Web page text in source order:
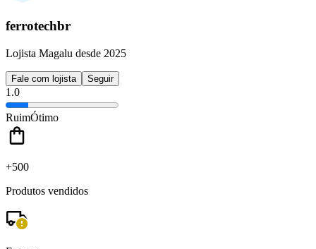
ferrotechbr
Lojista Magalu desde 2025
Fale com lojista Seguir
1.0
RuimÓtimo
+500
Produtos vendidos